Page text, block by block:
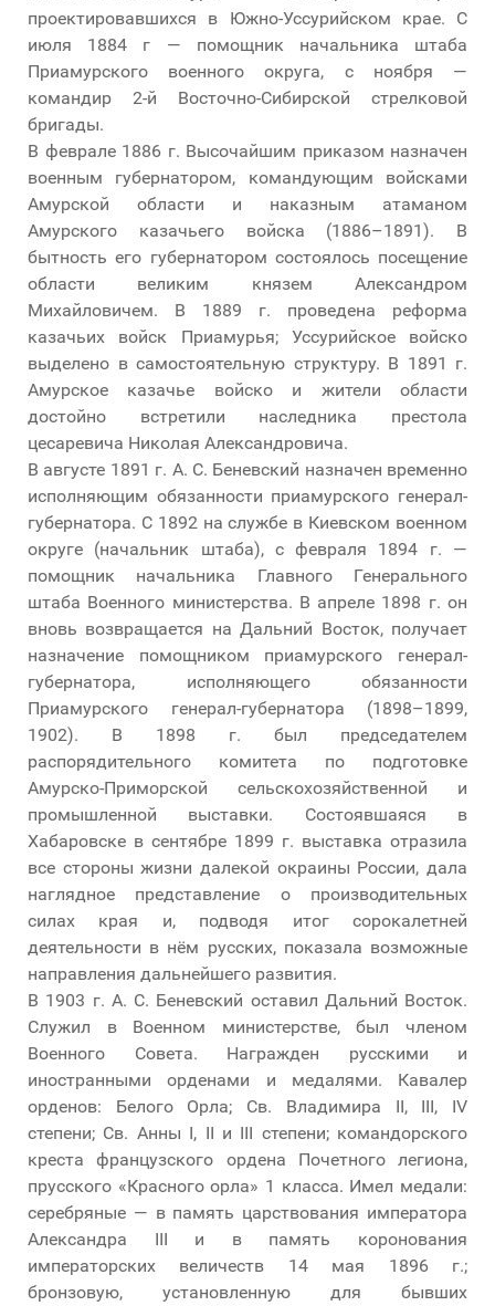
проектировавшихся в Южно-Уссурийском крае. С
июля 1884 г — помощник начальника штаба
Приамурского военного округа, с ноября —
командир 2-й Восточно-Сибирской стрелковой
бригады.
В феврале 1886 г. Высочайшим приказом назначен
военным губернатором, командующим войсками
Амурской области и наказным атаманом
Амурского казачьего войска (1886–1891). В
бытность его губернатором состоялось посещение
области великим князем Александром
Михайловичем. В 1889 г. проведена реформа
казачьих войск Приамурья; Уссурийское войско
выделено в самостоятельную структуру. В 1891 г.
Амурское казачье войско и жители области
достойно встретили наследника престола
цесаревича Николая Александровича.
В августе 1891 г. А. С. Беневский назначен временно
исполняющим обязанности приамурского генерал-
губернатора. С 1892 на службе в Киевском военном
округе (начальник штаба), с февраля 1894 г. —
помощник начальника Главного Генерального
штаба Военного министерства. В апреле 1898 г. он
вновь возвращается на Дальний Восток, получает
назначение помощником приамурского генерал-
губернатора, исполняющего обязанности
Приамурского генерал-губернатора (1898–1899,
1902). В 1898 г. был председателем
распорядительного комитета по подготовке
Амурско-Приморской сельскохозяйственной и
промышленной выставки. Состоявшаяся в
Хабаровске в сентябре 1899 г. выставка отразила
все стороны жизни далекой окраины России, дала
наглядное представление о производительных
силах края и, подводя итог сорокалетней
деятельности в нём русских, показала возможные
направления дальнейшего развития.
В 1903 г. А. С. Беневский оставил Дальний Восток.
Служил в Военном министерстве, был членом
Военного Совета. Награжден русскими и
иностранными орденами и медалями. Кавалер
орденов: Белого Орла; Св. Владимира II, III, IV
степени; Св. Анны I, II и III степени; командорского
креста французского ордена Почетного легиона,
прусского «Красного орла» 1 класса. Имел медали:
серебряные — в память царствования императора
Александра III и в память коронования
императорских величеств 14 мая 1896 г.;
бронзовую, установленную для бывших